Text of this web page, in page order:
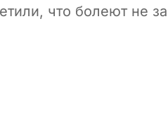
что болеют не за